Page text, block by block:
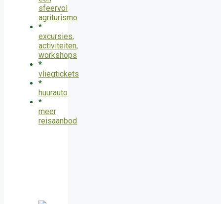
sfeervol
agriturismo
*
excursies,
activiteiten,
workshops
*
vliegtickets
*
huurauto
*
meer
reisaanbod